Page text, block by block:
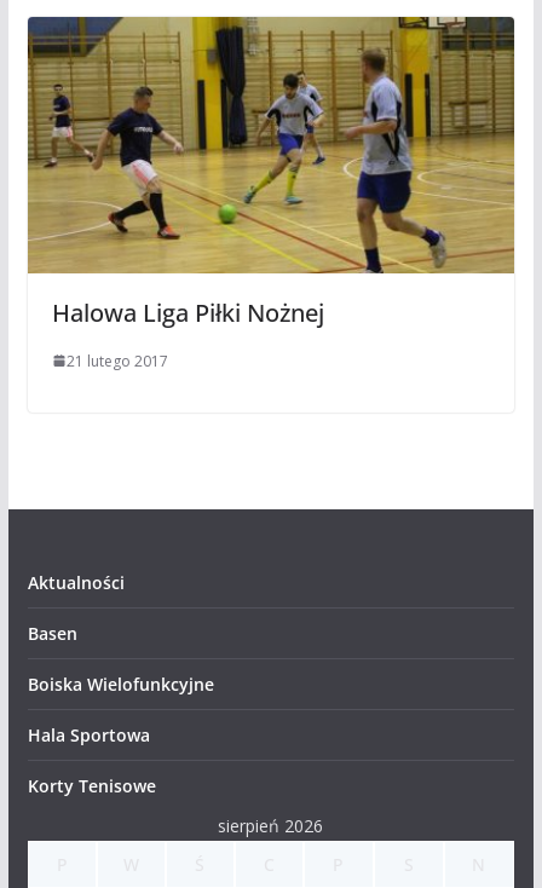
Halowa Liga Piłki Nożnej
21 lutego 2017
Aktualności
Basen
Boiska Wielofunkcyjne
Hala Sportowa
Korty Tenisowe
sierpień 2026